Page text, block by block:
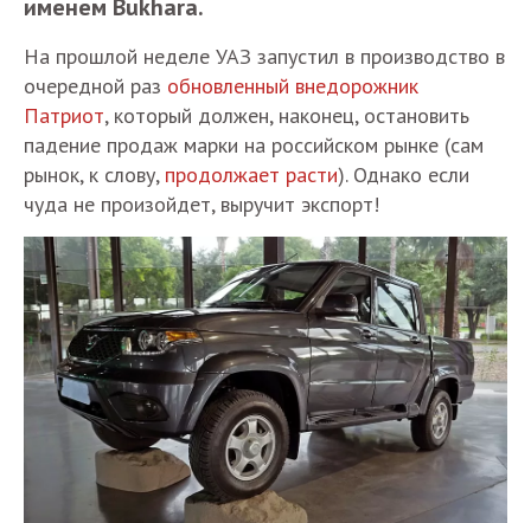
именем Bukhara.
На прошлой неделе УАЗ запустил в производство в
очередной раз обновленный внедорожник
Патриот, который должен, наконец, остановить
падение продаж марки на российском рынке (сам
рынок, к слову, продолжает расти). Однако если
чуда не произойдет, выручит экспорт!